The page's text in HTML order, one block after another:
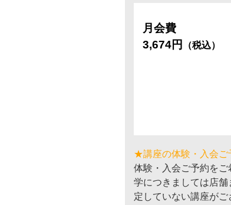
月会費
3,674円
（税込）
★講座の体験・入会ご
体験・入会ご予約を
学につきましては店
定していない講座がご